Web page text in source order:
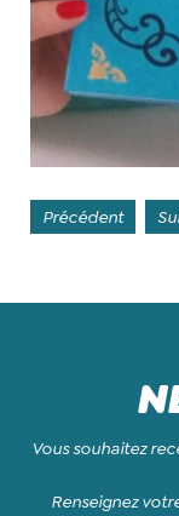
Précédent
Vous souhaitez
Renseignez